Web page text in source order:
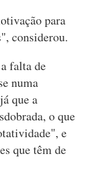
para
considerou.
falta de
numa
que a
o que
e
que têm de